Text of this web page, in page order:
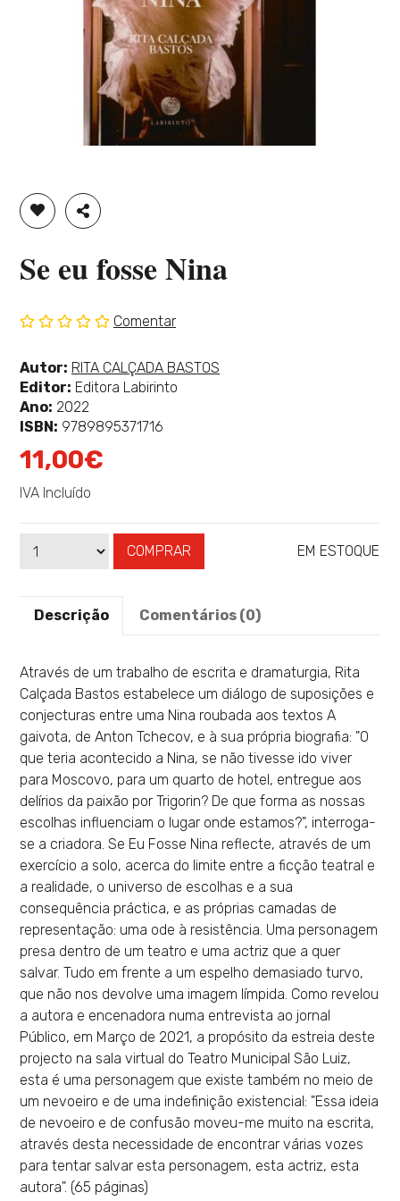
ADICIONAR À LISTA DE DESEJOS
PARTILHAR
Se eu fosse Nina
classificação
Comentar
Autor: Ver
mais
sobre
RITA CALÇADA BASTOS
Editor: Editora Labirinto
Ano: 2022
ISBN: 9789895371716
11,00€
IVA Incluído
Qtd COMPRAR
Disponibilidade: EM ESTOQUE
Descrição Comentários (0)
Através de um trabalho de escrita e dramaturgia, Rita
Calçada Bastos estabelece um diálogo de suposições e
conjecturas entre uma Nina roubada aos textos A
gaivota, de Anton Tchecov, e à sua própria biografia: "O
que teria acontecido a Nina, se não tivesse ido viver
para Moscovo, para um quarto de hotel, entregue aos
delírios da paixão por Trigorin? De que forma as nossas
escolhas influenciam o lugar onde estamos?", interroga-
se a criadora. Se Eu Fosse Nina reflecte, através de um
exercício a solo, acerca do limite entre a ficção teatral e
a realidade, o universo de escolhas e a sua
consequência práctica, e as próprias camadas de
representação: uma ode à resistência. Uma personagem
presa dentro de um teatro e uma actriz que a quer
salvar. Tudo em frente a um espelho demasiado turvo,
que não nos devolve uma imagem límpida. Como revelou
a autora e encenadora numa entrevista ao jornal
Público, em Março de 2021, a propósito da estreia deste
projecto na sala virtual do Teatro Municipal São Luiz,
esta é uma personagem que existe também no meio de
um nevoeiro e de uma indefinição existencial: "Essa ideia
de nevoeiro e de confusão moveu-me muito na escrita,
através desta necessidade de encontrar várias vozes
para tentar salvar esta personagem, esta actriz, esta
autora". (65 páginas)